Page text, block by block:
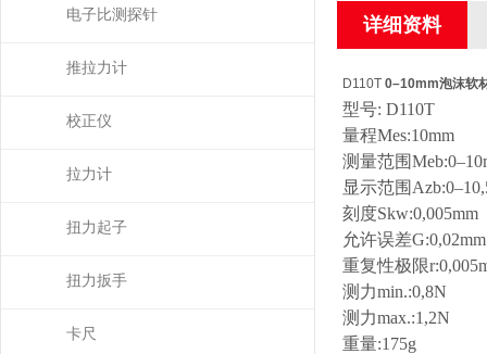
电子比测探针
推拉力计
校正仪
拉力计
扭力起子
扭力扳手
卡尺
详细资料
D110T 0–10mm泡沫软
型号: D110T
量程Mes:10mm
测量范围
显示范围
刻度Skw:0,005mm
允许误差G:0,02mm
重复性极限
测力min.:0,8N
测力max.:1,2N
重量:175g